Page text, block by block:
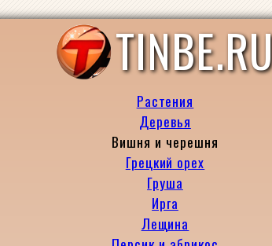
Растения
Деревья
Вишня и черешня
Грецкий орех
Груша
Ирга
Лещина